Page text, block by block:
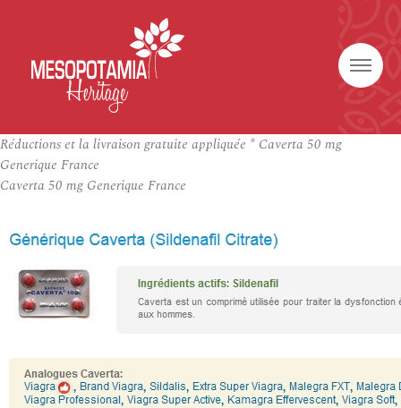
Réductions et la livraison gratuite appliquée * Caverta 50 mg
Generique France
Caverta 50 mg Generique France